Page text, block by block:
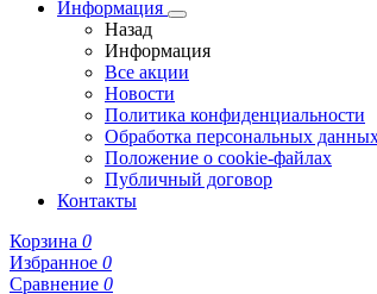
Информация
Назад
Информация
Все акции
Новости
Политика конфиденциальности
Обработка персональных
Положение о cookie-файлах
Публичный договор
Контакты
Корзина 0
Избранное 0
Сравнение 0